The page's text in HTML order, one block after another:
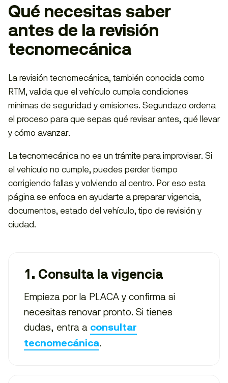
Qué necesitas saber
antes de la revisión
tecnomecánica
La revisión tecnomecánica, también conocida como
RTM, valida que el vehículo cumpla condiciones
mínimas de seguridad y emisiones. Segundazo ordena
el proceso para que sepas qué revisar antes, qué llevar
y cómo avanzar.
La tecnomecánica no es un trámite para improvisar. Si
el vehículo no cumple, puedes perder tiempo
corrigiendo fallas y volviendo al centro. Por eso esta
página se enfoca en ayudarte a preparar vigencia,
documentos, estado del vehículo, tipo de revisión y
ciudad.
1. Consulta la vigencia
Empieza por la PLACA y confirma si
necesitas renovar pronto. Si tienes
dudas, entra a consultar
tecnomecánica.